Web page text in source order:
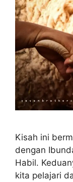
Kisah ini
dengan
Habil.
kita pelajari